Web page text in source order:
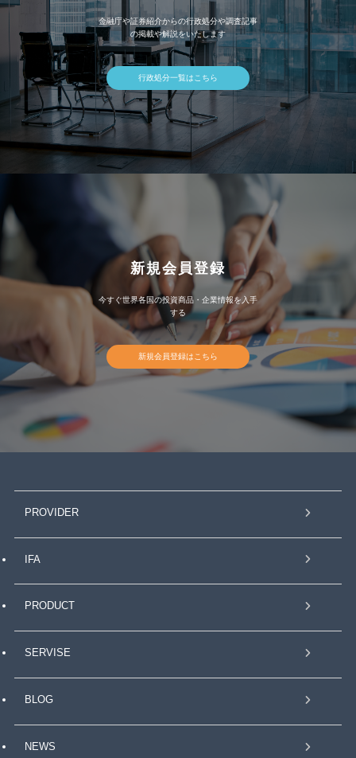
金融庁や証券紹介からの行政処分や調査記事
の掲載や解説をいたします
行政処分一覧はこちら
新規会員登録
今すぐ世界各国の投資商品・企業情報を入手
する
新規会員登録はこちら
PROVIDER
IFA
PRODUCT
SERVISE
BLOG
NEWS